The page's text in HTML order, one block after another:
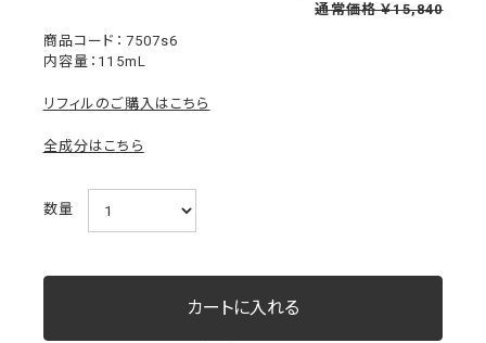
通常価格 ￥15,840
7507s6
内容量：115mL
リフィルのご購入はこちら
全成分はこちら
数量